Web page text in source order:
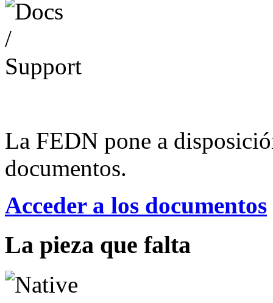
La FEDN pone a
documentos.
Acceder a los documentos
La pieza que falta